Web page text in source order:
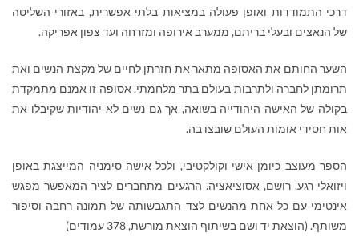
דרכי התמודדות ואופן פעולה במציאות בלתי אפשרית, באזורי השליטה
של הנאצים ובעלי בריתם, ממערב אירופה ומזרחה ועד צפון אפריקה.
השער החותם את האסופה מתאר את חזרתן לחיים של מקצת הנשים ואת
תרומתן לחברה ולתרבות בעולם בתר מלחמתי. אסופה זו אמנם מתמקדת
בקולה של האישה היהודייה בשואה, אך גם נשים לא יהודיות שקיבלו את
אות חסידי אומות העולם שובצו בה.
הספר מעוצב כיומן אישי וקולקטיבי, ולכל אישה סימניה המייצגת באופן
ויזואלי רגע, רושם, אסוציאציה. הרגעים מתחברים לציר המאפשר מפגש
אינטימי עם כל אחת מהנשים לצד התגבשותה של תמונה רחבה וסיפור
משותף. (הוצאת יד ושם בשיתוף הוצאת מורשת, 378 עמודים)